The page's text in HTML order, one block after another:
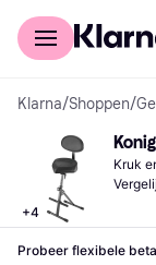
Voor shoppers
Klarna/Shoppen/
+4
Kruk
Probeer flexibele